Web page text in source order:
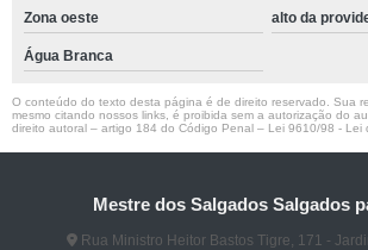
Zona oeste alto da
Água Branca
O conteúdo do texto desta página é de direito reservado. Sua
mesmo citando nossos links, é proibida sem a autorização do
direito autoral – artigo 184 do Código Penal – Lei 9610/98 - Lei
Mestre dos Salgados Salgados
Rua Ministro Heitor Bastos Tigre, 171 -